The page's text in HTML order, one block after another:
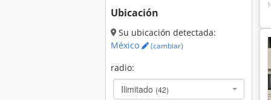
Ubicación
Su ubicación detectada:
México
(cambiar)
radio:
Ilimitado (42)